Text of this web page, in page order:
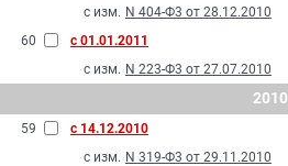
с изм. N 404-Ф3 от 28.12.2010
60
с 01.01.2011
с изм. N 223-Ф3 от 27.07.2010
2010
59
с 14.12.2010
с изм. N 319-Ф3 от 29.11.2010